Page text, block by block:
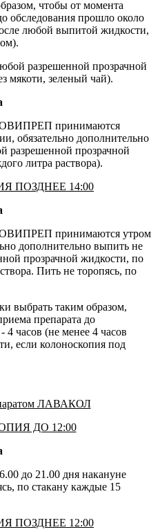
чтобы от момента
обследования прошло около
любой выпитой жидкости,
разрешенной прозрачной
мякоти, зеленый чай).
МОВИПРЕП принимаются
обязательно дополнительно
разрешенной прозрачной
литра раствора).
ПОЗДНЕЕ 14:00
принимаются утром
дополнительно выпить не
прозрачной жидкости, по
Пить не торопясь, по
таким образом,
препарата до
4 часов (не менее 4 часов
если колоноскопия под
ЛАВАКОЛ
ДО 12:00
до 21.00 дня накануне
по стакану каждые 15
ПОЗДНЕЕ 12:00